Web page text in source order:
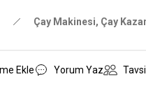
Çay Makinesi, Çay
Yorum Yaz